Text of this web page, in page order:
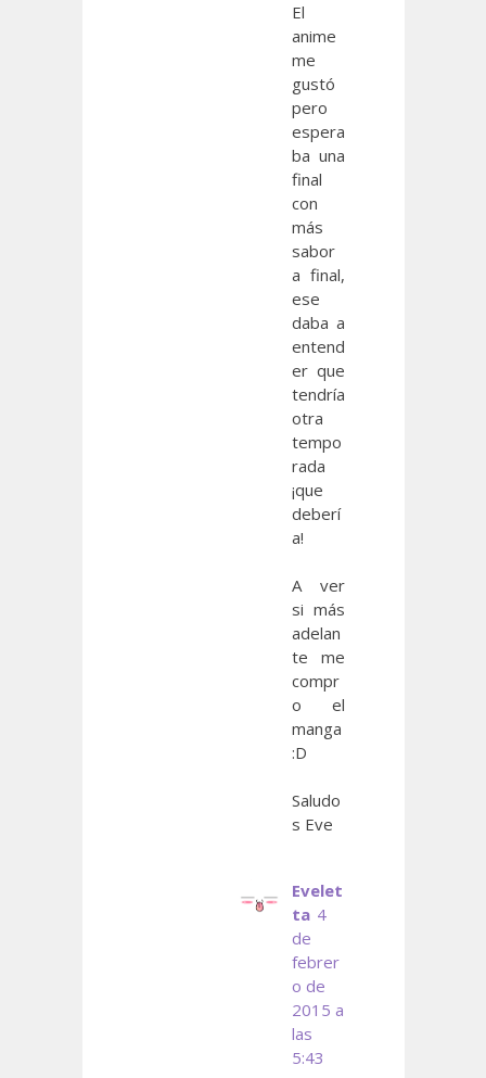
El
anime
me
gustó
pero
espera
ba una
final
con
más
sabor
a final,
ese
daba a
entend
er que
tendría
otra
tempo
rada
¡que
deberí
a!
A ver
si más
adelan
te me
compr
o el
manga
:D
Saludo
s Eve
Evelet
ta 4
de
febrer
o de
2015 a
las
5:43